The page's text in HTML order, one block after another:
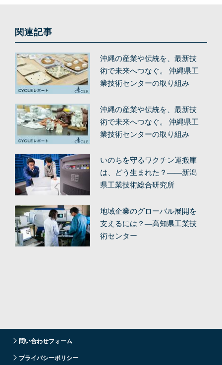
関連記事
沖縄の産業や伝統を、最新技
術で未来へつなぐ。 沖縄県工
業技術センターの取り組み
沖縄の産業や伝統を、最新技
術で未来へつなぐ。 沖縄県工
業技術センターの取り組み
いのちを守るワクチン運搬庫
は、どう生まれた？——新潟
県工業技術総合研究所
地域企業のグローバル展開を
支えるには？—高知県工業技
術センター
問い合わせフォーム
プライバシーポリシー